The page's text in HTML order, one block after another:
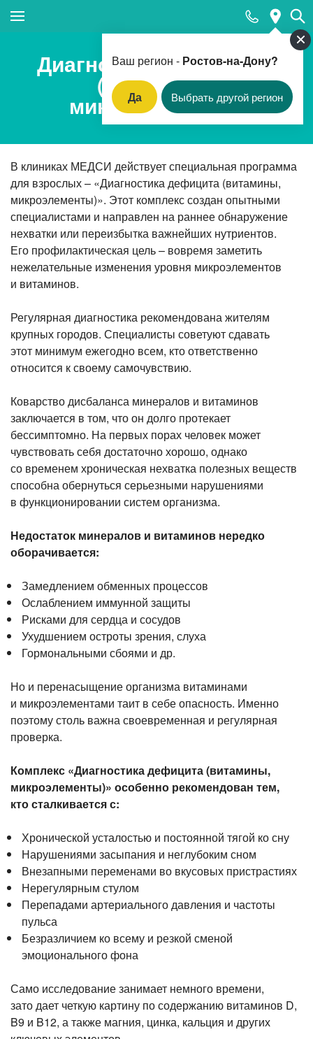
Ваш регион - Ростов-на-Дону?
Да Выбрать другой регион
Популярные запросы
Клинико-лабораторная диагностика (анализы)
Вакцинация
Прием педиатра
Прием гинеколога
Прием терапевта
Вызов врача-терапевта на дом
Прием кардиолога
Диагностика дефицита
(витамины,
микроэлементы)
В клиниках МЕДСИ действует специальная программа
для взрослых – «Диагностикадефицита (витамины,
микроэлементы)». Этот комплекс создан опытными
специалистами и направлен на раннее обнаружение
нехватки или переизбытка важнейших нутриентов.
Его профилактическая цель – вовремя заметить
нежелательные изменения уровня микроэлементов
и витаминов.
Регулярная диагностика рекомендована жителям
крупных городов. Специалисты советуют сдавать
этот минимум ежегодно всем, кто ответственно
относится к своему самочувствию.
Коварство дисбаланса минералов и витаминов
заключается в том, что он долго протекает
бессимптомно. На первых порах человек может
чувствовать себя достаточно хорошо, однако
со временем хроническая нехватка полезных веществ
способна обернуться серьезными нарушениями
в функционировании систем организма.
Недостаток минералов и витаминов нередко
оборачивается:
Замедлением обменных процессов
Ослаблением иммунной защиты
Рисками для сердца и сосудов
Ухудшением остроты зрения, слуха
Гормональными сбоями и др.
Но и перенасыщение организма витаминами
и микроэлементами таит в себе опасность. Именно
поэтому столь важна своевременная и регулярная
проверка.
Комплекс «Диагностика дефицита (витамины,
микроэлементы)» особенно рекомендован тем,
кто сталкивается с:
Хронической усталостью и постоянной тягой ко сну
Нарушениями засыпания и неглубоким сном
Внезапными переменами во вкусовых пристрастиях
Нерегулярным стулом
Перепадами артериального давления и частоты
пульса
Безразличием ко всему и резкой сменой
эмоционального фона
Само исследование занимает немного времени,
зато дает четкую картину по содержанию витаминов D,
B9 и B12, а также магния, цинка, кальция и других